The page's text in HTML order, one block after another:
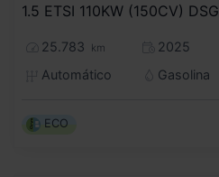
1.5 ETSI 110KW (150CV) DSG
25.783 km
2025
Automático
Gasolina
ECO